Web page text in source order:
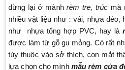
dừng lại ở mànhrèm tre, trúc mà
nhiều vật liệu như : vải, nhựa dẻo,
như nhựa tổng hợp PVC, hay là
được làm từ gỗ gụ mỏng. Có rất
tùy thuộc vào sở thích, con mắt
lựa chọn cho mình mẫu rèm cửa